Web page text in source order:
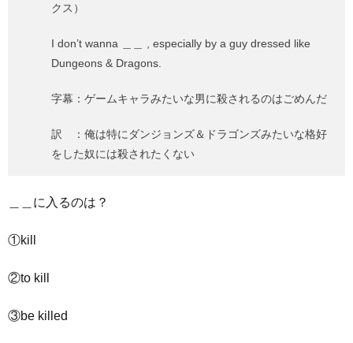
クス）
I don’t wanna ＿＿ , especially by a guy dressed like
Dungeons & Dragons.
字幕：ゲームキャラみたいな男に殺されるのはごめんだ
訳 ：俺は特にダンジョンズ＆ドラゴンズみたいな格好
をした奴には殺されたくない
＿＿に入るのは？
①kill
②to kill
③be killed